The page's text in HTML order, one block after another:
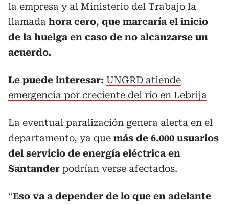
la empresa y al Ministerio del Trabajo la
llamada hora cero, que marcaría el inicio
de la huelga en caso de no alcanzarse un
acuerdo.
Le puede interesar: UNGRD atiende
emergencia por creciente del río en Lebrija
La eventual paralización genera alerta en el
departamento, ya que más de 6.000 usuarios
del servicio de energía eléctrica en
Santander podrían verse afectados.
“Eso va a depender de lo que en adelante